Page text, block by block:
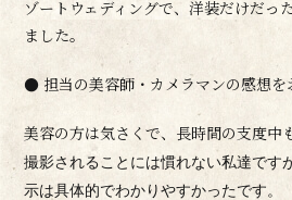
ゾートウェディングで、洋装だけだっ
ました。
● 担当の美容師・カメラマンの感想を
美容の方は気さくで、長時間の支度中
撮影されることには慣れない私達です
示は具体的でわかりやすかったです。